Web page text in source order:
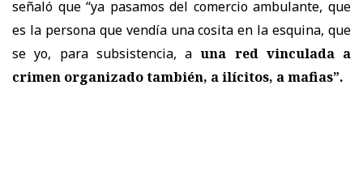
señaló que “ya pasamos del comercio ambulante, que
es la persona que vendía una cosita en la esquina, que
se yo, para subsistencia, auna red vinculada a
crimen organizado también, a ilícitos, a mafias”.